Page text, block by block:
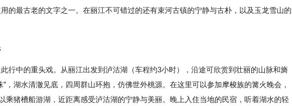
的最古老的文字之一。在丽江不可错过的还有束河古镇的宁静与古朴，以及玉龙雪山的
行中的重头戏。从丽江出发到泸沽湖（车程约3小时），沿途可欣赏到壮丽的山脉和旖
，湖水清澈见底，四周群山环抱，仿佛世外桃源。在这里可以参加摩梭族的篝火晚会，
乘猪槽船游湖，近距离感受泸沽湖的宁静与美丽。晚上入住当地的民宿，听着湖水的轻